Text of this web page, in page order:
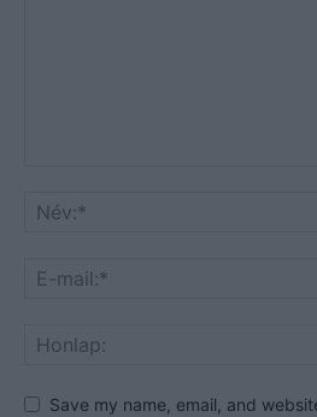
Save my name, email, and